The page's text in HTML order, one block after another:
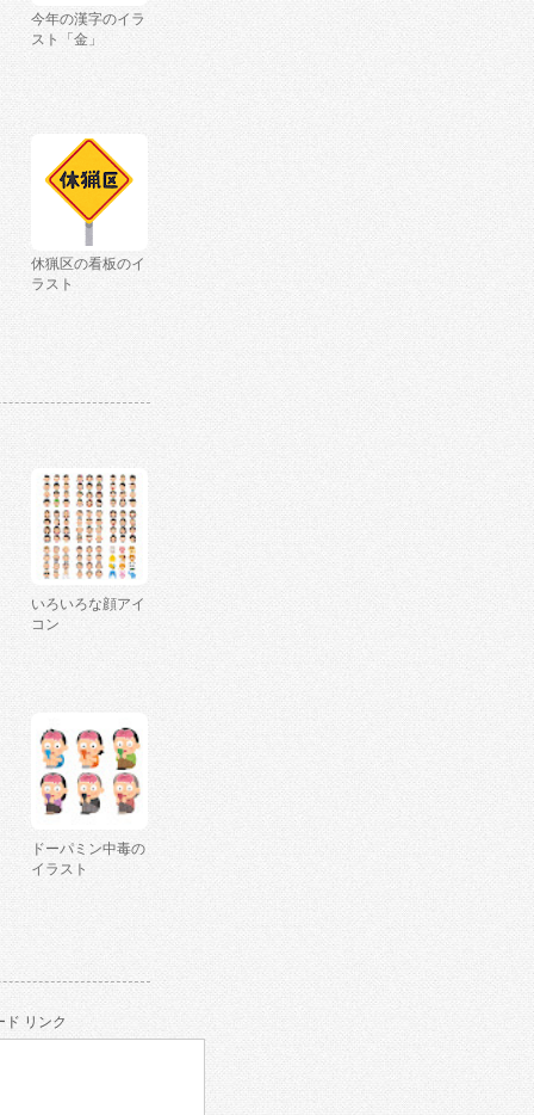
今年の漢字のイラ
スト「金」
休猟区の看板のイ
ラスト
いろいろな顔アイ
コン
ドーパミン中毒の
イラスト
ド リンク